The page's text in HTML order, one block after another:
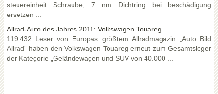
steuereinheit Schraube, 7 nm Dichtring bei beschädigung
ersetzen ...
Allrad-Auto des Jahres 2011: Volkswagen Touareg
119.432 Leser von Europas größtem Allradmagazin „Auto Bild
Allrad“ haben den Volkswagen Touareg erneut zum Gesamtsieger
der Kategorie „Geländewagen und SUV von 40.000 ...